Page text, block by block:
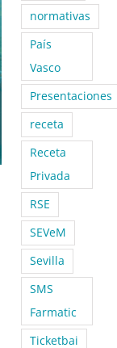
normativas
País
Vasco
Presentaciones
receta
Receta
Privada
RSE
SEVeM
Sevilla
SMS
Farmatic
Ticketbai